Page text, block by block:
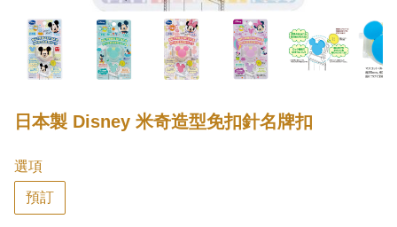
日本製 Disney 米奇造型免扣針名牌扣
選項
預訂